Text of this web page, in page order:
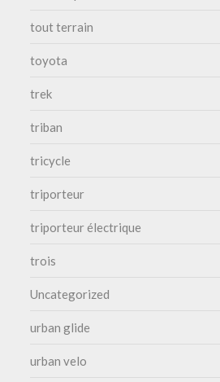
tout terrain
toyota
trek
triban
tricycle
triporteur
triporteur électrique
trois
Uncategorized
urban glide
urban velo